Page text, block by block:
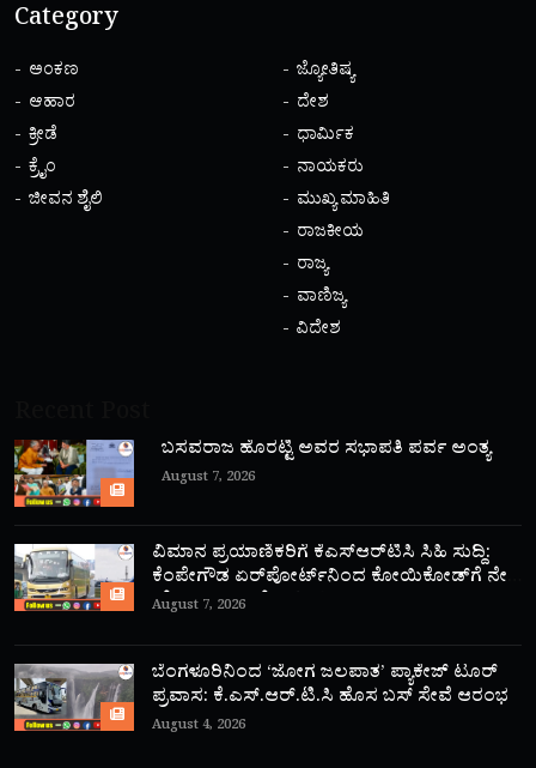
Category
ಅಂಕಣ
ಆಹಾರ
ಕ್ರೀಡೆ
ಕ್ರೈಂ
ಜೀವನ ಶೈಲಿ
ಜ್ಯೋತಿಷ್ಯ
ದೇಶ
ಧಾರ್ಮಿಕ
ನಾಯಕರು
ಮುಖ್ಯ ಮಾಹಿತಿ
ರಾಜಕೀಯ
ರಾಜ್ಯ
ವಾಣಿಜ್ಯ
ವಿದೇಶ
ಬಸವರಾಜ ಹೊರಟ್ಟಿ ಅವರ ಸಭಾಪತಿ ಪರ್ವ ಅಂತ್ಯ
August 7, 2026
ವಿಮಾನ ಪ್ರಯಾಣಿಕರಿಗೆ ಕೆಎಸ್‌ಆರ್‌ಟಿಸಿ ಸಿಹಿ ಸುದ್ದಿ:
ಕೆಂಪೇಗೌಡ ಏರ್‌ಪೋರ್ಟ್‌ನಿಂದ ಕೋಯಿಕೋಡ್‌ಗೆ ನೇರ
‘ಫ್ಲೈ ಬಸ್’ ಸಾರಿಗೆ ಆರಂಭ!
August 7, 2026
ಬೆಂಗಳೂರಿನಿಂದ ‘ಜೋಗ ಜಲಪಾತ’ ಪ್ಯಾಕೇಜ್ ಟೂರ್
ಪ್ರವಾಸ: ಕೆ.ಎಸ್.ಆರ್.ಟಿ.ಸಿ ಹೊಸ ಬಸ್ ಸೇವೆ ಆರಂಭ
August 4, 2026